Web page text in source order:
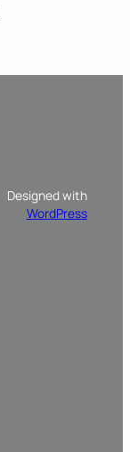
Designed with
WordPress